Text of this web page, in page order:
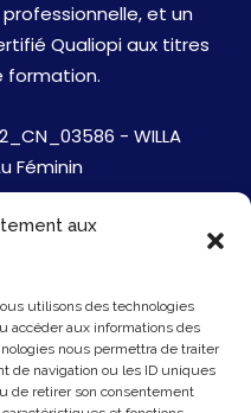
aux
utilisons des technologies
accéder aux informations des
nous permettra de traiter
de navigation ou les ID uniques
de retirer son consentement
et un
Qualiopi aux titres
formation.
- WILLA
Féminin
Jobs
Mentions Légales
Politique de cookies
Presse